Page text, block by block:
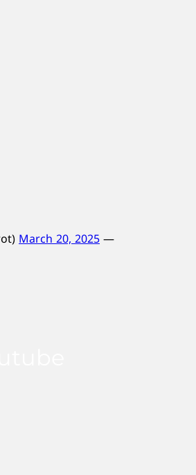
— Jean-Noël Barrot (@jnbarrot)
March 20, 2025